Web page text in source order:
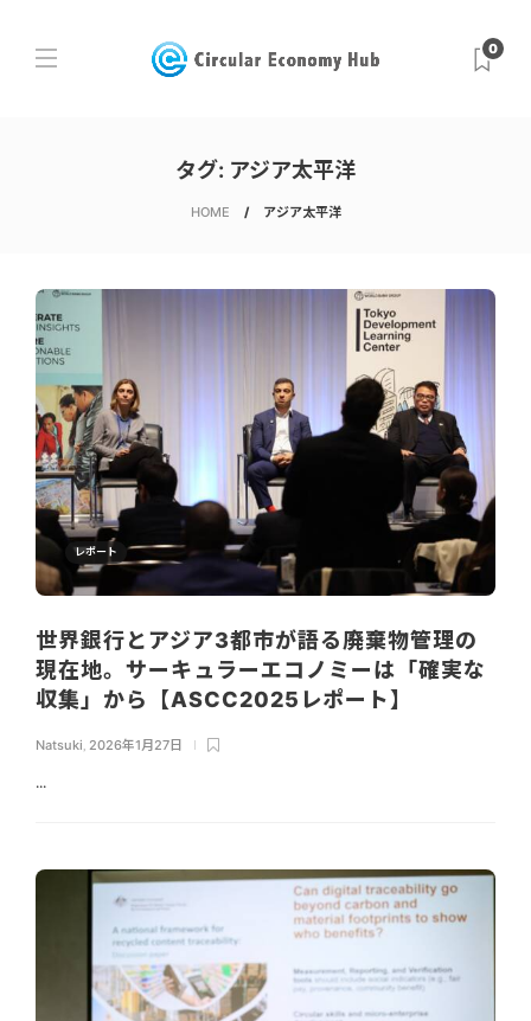
0
タグ: アジア太平洋
HOME アジア太平洋
レポート
世界銀行とアジア3都市が語る廃棄物管理の
現在地。サーキュラーエコノミーは「確実な
収集」から【ASCC2025レポート】
Natsuki 2026年1月27日
...